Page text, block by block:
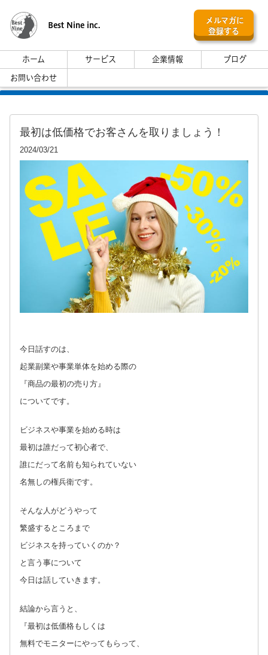
Best Nine inc.
メルマガに
登録する
ホーム サービス 企業情報
ブログ
お問い合わせ
最初は低価格でお客さんを取りましょう！
2024/03/21
今日話すのは、
起業副業や事業単体を始める際の
『商品の最初の売り方』
についてです。
ビジネスや事業を始める時は
最初は誰だって初心者で、
誰にだって名前も知られていない
名無しの権兵衛です。
そんな人がどうやって
繁盛するところまで
ビジネスを持っていくのか？
と言う事について
今日は話していきます。
結論から言うと、
『最初は低価格もしくは
無料でモニターにやってもらって、